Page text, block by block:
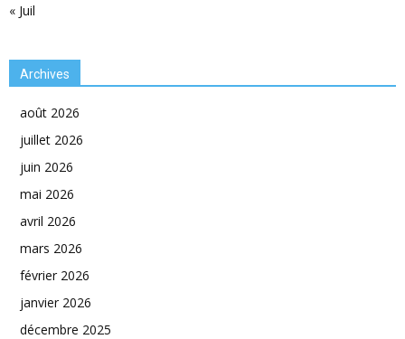
« Juil
Archives
août 2026
juillet 2026
juin 2026
mai 2026
avril 2026
mars 2026
février 2026
janvier 2026
décembre 2025